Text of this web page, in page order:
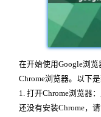
在开始使用Google浏
Chrome浏览器。以下
1. 打开Chrome浏览器
还没有安装Chrome，